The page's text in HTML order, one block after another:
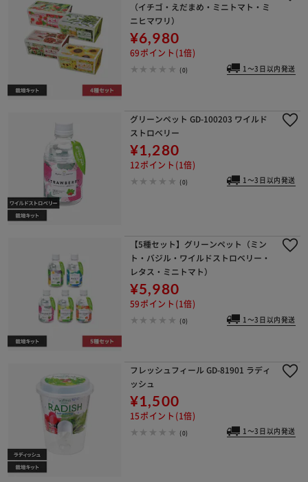
（イチゴ・えだまめ・ミニトマト・ミ
ニヒマワリ）
¥6,980
69ポイント(1倍)
(0) 1～3日以内発送
グリーンペット GD-100203 ワイルド
ストロベリー
¥1,280
12ポイント(1倍)
(0) 1～3日以内発送
【5種セット】グリーンペット（ミン
ト・バジル・ワイルドストロベリー・
レタス・ミニトマト）
¥5,980
59ポイント(1倍)
(0) 1～3日以内発送
フレッシュフィール GD-81901 ラディ
ッシュ
¥1,500
15ポイント(1倍)
(0) 1～3日以内発送